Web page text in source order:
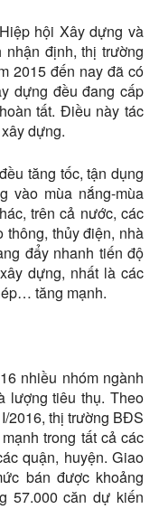
hội Xây dựng và
định, thị trường
2015 đến nay đã có
dựng đều đang cấp
tất. Điều này tác
dựng.
tăng tốc, tận dụng
vào mùa nắng-mùa
trên cả nước, các
thông, thủy điện, nhà
đẩy nhanh tiến độ
dựng, nhất là các
tăng mạnh.
nhiều nhóm ngành
lượng tiêu thụ. Theo
2016, thị trường BĐS
trong tất cả các
quận, huyện. Giao
bán được khoảng
57.000 căn dự kiến